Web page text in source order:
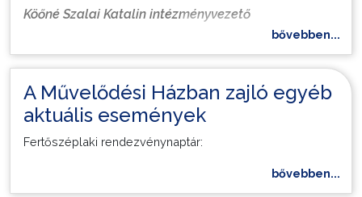
Köőné Szalai Katalin intézményvezető
bővebben...
A Művelődési Házban zajló egyéb
aktuális események
Fertőszéplaki rendezvénynaptár:
bővebben...